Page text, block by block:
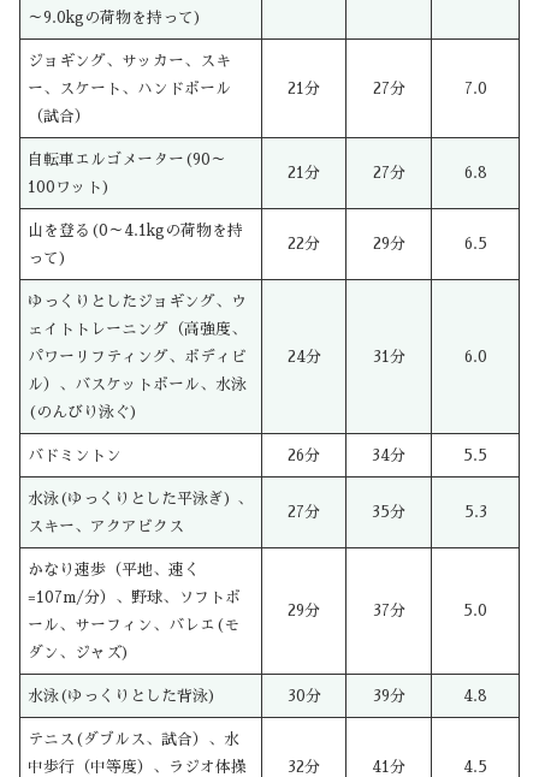
～9.0kgの荷物を持って)
ジョギング、サッカー、スキ
ー、スケート、ハンドボール
（試合）
21分 27分 7.0
自転車エルゴメーター(90～
100ワット)
21分 27分 6.8
山を登る(0～4.1kgの荷物を持
って)
22分 29分 6.5
ゆっくりとしたジョギング、ウ
ェイトトレーニング（高強度、
パワーリフティング、ボディビ
ル）、バスケットボール、水泳
(のんびり泳ぐ)
24分 31分 6.0
バドミントン 26分 34分 5.5
水泳(ゆっくりとした平泳ぎ) 、
スキー、アクアビクス
27分 35分 5.3
かなり速歩（平地、速く
=107m/分）、野球、ソフトボ
ール、サーフィン、バレエ(モ
ダン、ジャズ)
29分 37分 5.0
水泳(ゆっくりとした背泳) 30分 39分 4.8
テニス(ダブルス、試合）、水
中歩行（中等度）、ラジオ体操
32分 41分 4.5